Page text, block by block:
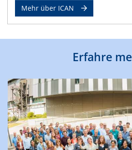
Mehr über ICAN
Erfahre